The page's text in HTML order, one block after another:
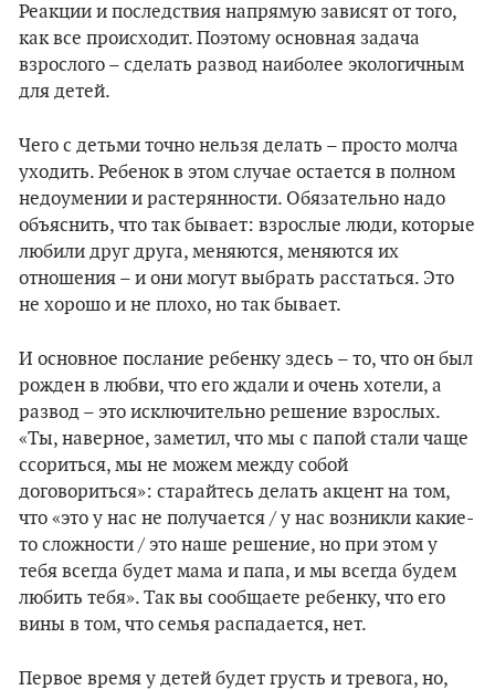
Реакции и последствия напрямую зависят от того,
как все происходит. Поэтому основная задача
взрослого – сделать развод наиболее экологичным
для детей.
Чего с детьми точно нельзя делать – просто молча
уходить. Ребенок в этом случае остается в полном
недоумении и растерянности. Обязательно надо
объяснить, что так бывает: взрослые люди, которые
любили друг друга, меняются, меняются их
отношения – и они могут выбрать расстаться. Это
не хорошо и не плохо, но так бывает.
И основное послание ребенку здесь – то, что он был
рожден в любви, что его ждали и очень хотели, а
развод – это исключительно решение взрослых.
«Ты, наверное, заметил, что мы с папой стали чаще
ссориться, мы не можем между собой
договориться»: старайтесь делать акцент на том,
что «это у нас не получается / у нас возникли какие-
то сложности / это наше решение, но при этом у
тебя всегда будет мама и папа, и мы всегда будем
любить тебя». Так вы сообщаете ребенку, что его
вины в том, что семья распадается, нет.
Первое время у детей будет грусть и тревога, но,